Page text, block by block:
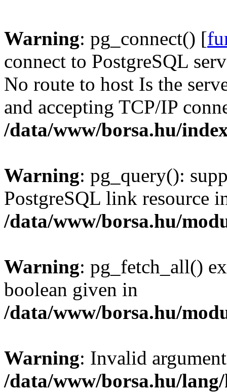
Warning: pg_connect() [
connect to PostgreSQL
No route to host Is the
and accepting TCP/IP
/data/www/borsa.hu/
Warning: pg_query():
PostgreSQL link resource
/data/www/borsa.hu/
Warning: pg_fetch_all()
boolean given in
/data/www/borsa.hu/
Warning: Invalid
/data/www/borsa.hu/